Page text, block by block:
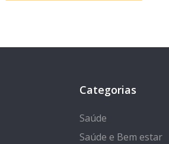
Categorias
Saúde
Saúde e Bem estar